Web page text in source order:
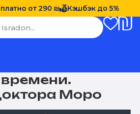
от 290 ₪ Кэшбэк до 5%
Моро